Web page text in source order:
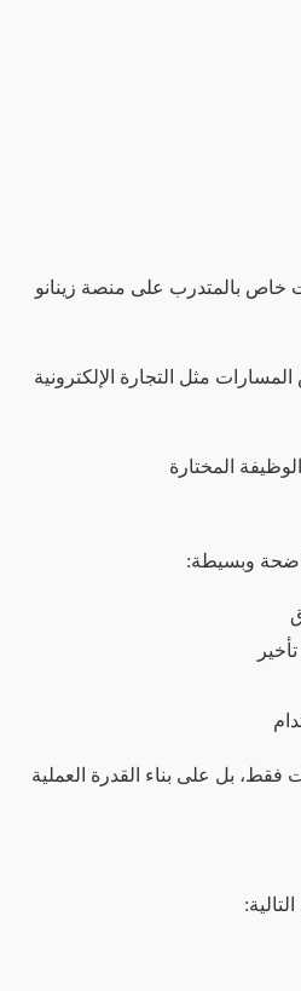
خاص بالمتدرب على منصة زينانو
مثل التجارة الإلكترونية
المختارة
وبسيطة:
فقط، بل على بناء القدرة العملية